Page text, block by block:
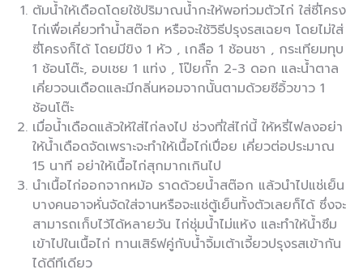
ต้มน้ำให้เดือดโดยใช้ปริมาณน้ำกะให้พอท่วมตัวไก่ ใส่ซี่โครง
ไก่เพื่อเคี่ยวทำน้ำสต๊อก หรือจะใช้วิธีปรุงรสเฉยๆ โดยไม่ใส่
ซี่โครงก็ได้ โดยมีขิง 1 หัว , เกลือ 1 ช้อนชา , กระเทียมทุบ
1 ช้อนโต๊ะ, อบเชย 1 แท่ง , โป๊ยกั๊ก 2-3 ดอก และน้ำตาล
เคี่ยวจนเดือดและมีกลิ่นหอมจากนั้นตามด้วยซีอิ้วขาว 1
ช้อนโต๊ะ
เมื่อน้ำเดือดแล้วให้ใส่ไก่ลงไป ช่วงที่ใส่ไก่นี้ ให้หรี่ไฟลงอย่า
ให้น้ำเดือดจัดเพราะจะทำให้เนื้อไก่เปื่อย เคี่ยวต่อประมาณ
15 นาที อย่าให้เนื้อไก่สุกมากเกินไป
นำเนื้อไก่ออกจากหม้อ ราดด้วยน้ำสต๊อก แล้วนำไปแช่เย็น
บางคนอาจหั่นจัดใส่จานหรือจะแช่ตู้เย็นทั้งตัวเลยก็ได้ ซึ่งจะ
สามารถเก็บไว้ได้หลายวัน ไก่ชุ่มน้ำไม่แห้ง และทำให้น้ำซึม
เข้าไปในเนื้อไก่ ทานเสิร์ฟคู่กับน้ำจิ้มเต้าเจี้ยวปรุงรสเข้ากัน
ได้ดีทีเดียว